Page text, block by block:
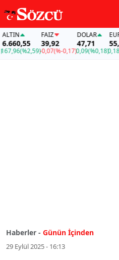
(%2,59)
FAİZ
39,92
-0,07(%-0,17)
DOLAR
47,71
0,09(%0,18)
EURO
55,19
0,18
Haberler - Günün İçinden
29 Eylül 2025 - 16:13